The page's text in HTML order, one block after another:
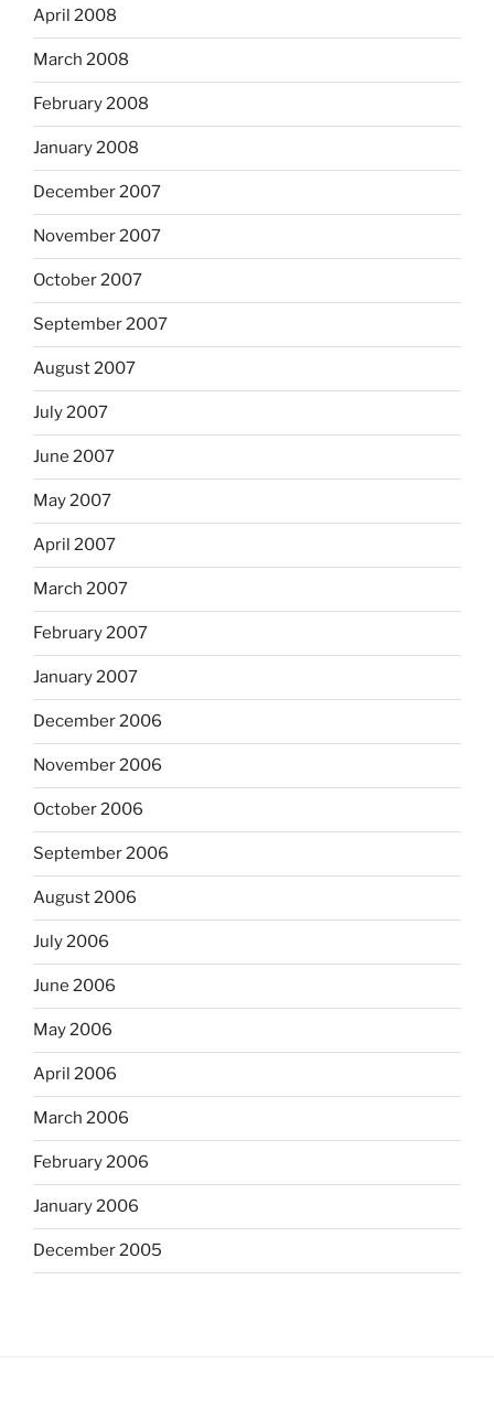
April 2008
March 2008
February 2008
January 2008
December 2007
November 2007
October 2007
September 2007
August 2007
July 2007
June 2007
May 2007
April 2007
March 2007
February 2007
January 2007
December 2006
November 2006
October 2006
September 2006
August 2006
July 2006
June 2006
May 2006
April 2006
March 2006
February 2006
January 2006
December 2005